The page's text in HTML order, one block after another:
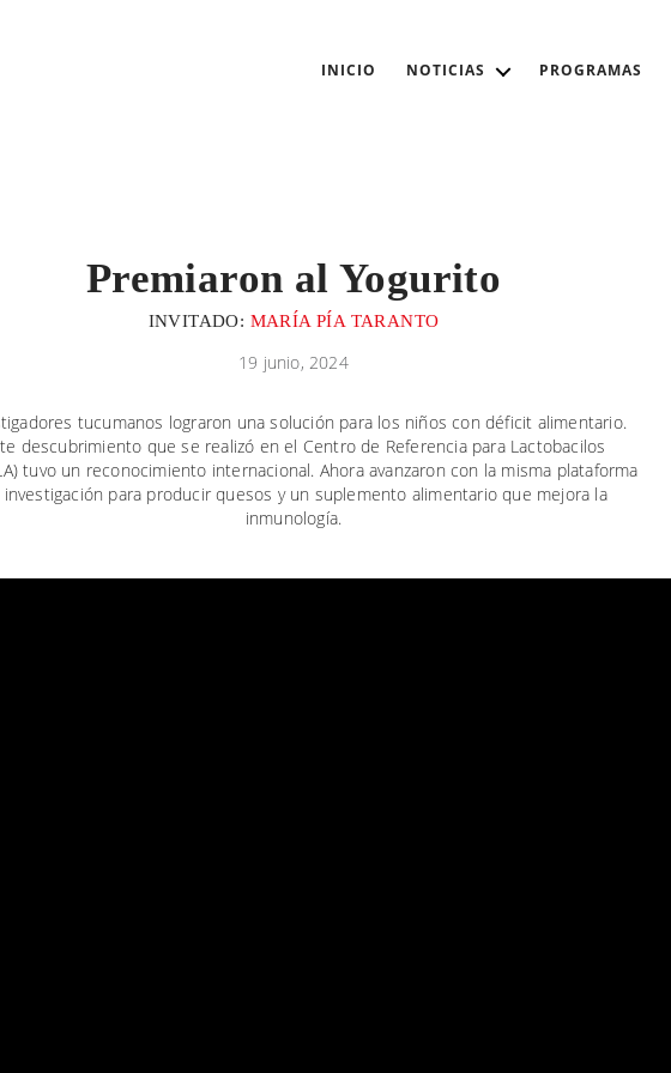
INICIO NOTICIAS PROGRAMAS
Premiaron al Yogurito
INVITADO: MARÍA PÍA TARANTO
19 junio, 2024
tucumanos lograron una solución para los niños con déficit alimentario.
descubrimiento que se realizó en el Centro de Referencia para Lactobacilos
tuvo un reconocimiento internacional. Ahora avanzaron con la misma plataforma
investigación para producir quesos y un suplemento alimentario que mejora la
inmunología.